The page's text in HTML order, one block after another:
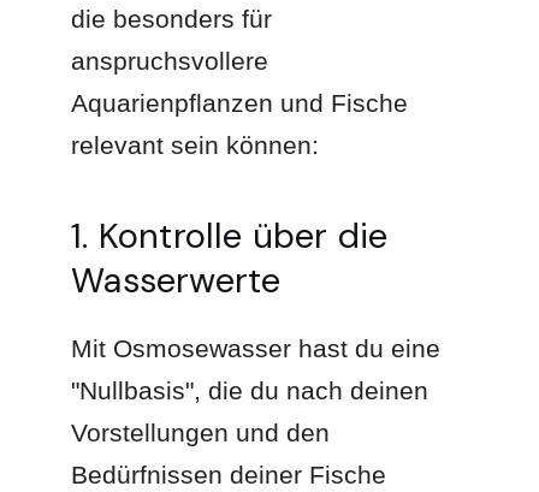
die besonders für
anspruchsvollere
Aquarienpflanzen und Fische
relevant sein können:
1. Kontrolle über die
Wasserwerte
Mit Osmosewasser hast du eine
"Nullbasis", die du nach deinen
Vorstellungen und den
Bedürfnissen deiner Fische